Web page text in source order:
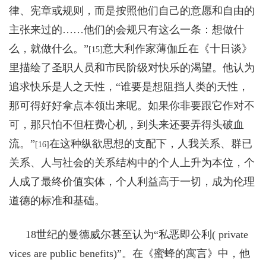
律、宪章或规则，而是按照他们自己的意愿和自由的
主张来过的……他们的会规只有这么一条：想做什
么，就做什么。” [15]意大利作家薄伽丘在《十日谈》
里描绘了圣职人员和市民阶级对快乐的渴望。他认为
追求快乐是人之天性，“谁要是想阻挡人类的天性，
那可得好好拿点本领出来呢。如果你非要跟它作对不
可，那只怕不但枉费心机，到头来还要弄得头破血
流。” [16]在这种纵欲思想的支配下，人我关系、群已
关系、人与社会的关系结构中的个人上升为本位，个
人成了最终价值实体，个人利益高于一切，成为伦理
道德的标准和基础。
18世纪的曼德威尔甚至认为“私恶即公利( private
vices are public benefits)”。在《蜜蜂的寓言》中，他